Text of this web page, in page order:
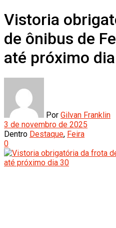
Vistoria
de ônibus de
até próximo
Por Gilvan Franklin
3 de novembro de 2025
Dentro Destaque, Feira
0